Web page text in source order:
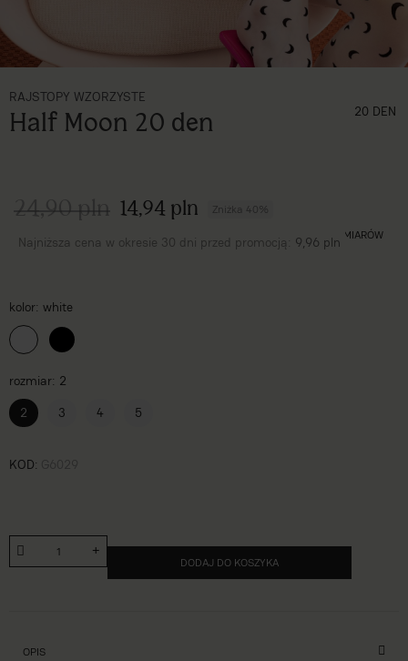
Half Moon 20 den
TABELA ROZMIARÓW
24,90 pln 14,94 pln Zniżka 40%
Najniższa cena w okresie 30 dni przed promocją: 9,96 pln
kolor white
rozmiar 2
2
3 4 5
KOD
RAJSTOPY WZORZYSTE
20 DEN
DODAJ DO KOSZYKA
OPIS